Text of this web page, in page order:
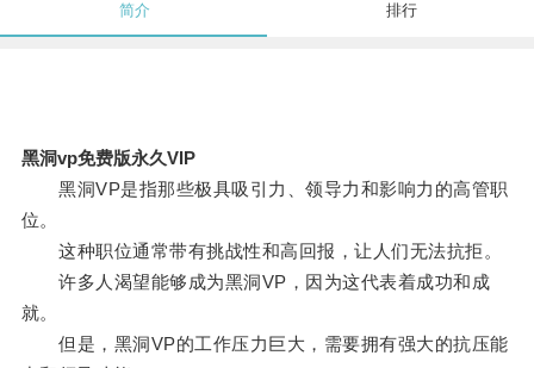
简介 排行
黑洞vp免费版永久VIP
黑洞VP是指那些极具吸引力、领导力和影响力的高管职
位。
这种职位通常带有挑战性和高回报，让人们无法抗拒。
许多人渴望能够成为黑洞VP，因为这代表着成功和成
就。
但是，黑洞VP的工作压力巨大，需要拥有强大的抗压能